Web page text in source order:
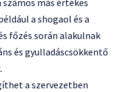
más értékes
a shogaol és a
főzés során alakulnak
és gyulladáscsökkentő
a szervezetben